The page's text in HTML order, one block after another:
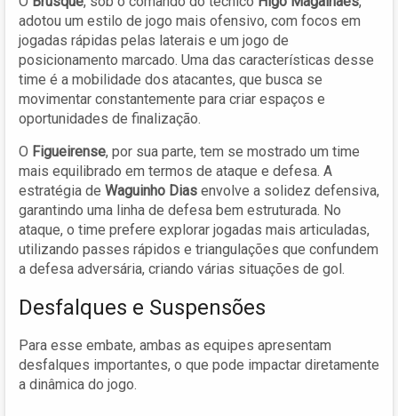
adotou um estilo de jogo mais ofensivo, com focos em
jogadas rápidas pelas laterais e um jogo de
posicionamento marcado. Uma das características desse
time é a mobilidade dos atacantes, que busca se
movimentar constantemente para criar espaços e
oportunidades de finalização.
O Figueirense, por sua parte, tem se mostrado um time
mais equilibrado em termos de ataque e defesa. A
estratégia de Waguinho Dias envolve a solidez defensiva,
garantindo uma linha de defesa bem estruturada. No
ataque, o time prefere explorar jogadas mais articuladas,
utilizando passes rápidos e triangulações que confundem
a defesa adversária, criando várias situações de gol.
Desfalques e Suspensões
Para esse embate, ambas as equipes apresentam
desfalques importantes, o que pode impactar diretamente
a dinâmica do jogo.